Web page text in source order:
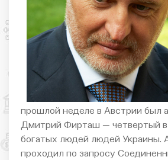
прошлой неделе в Австрии был
Дмитрий Фирташ — четвертый в
богатых людей людей Украины.
проходил по запросу